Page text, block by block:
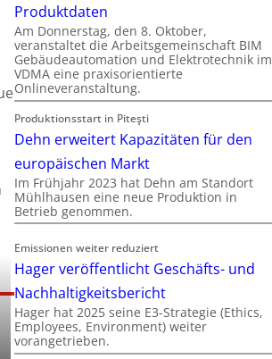
Produktdaten
Am Donnerstag, den 8. Oktober,
veranstaltet die Arbeitsgemeinschaft BIM
Gebäudeautomation und Elektrotechnik im
VDMA eine praxisorientierte
Onlineveranstaltung.
Produktionsstart in Piteşti
Dehn erweitert Kapazitäten für den
europäischen Markt
Im Frühjahr 2023 hat Dehn am Standort
Mühlhausen eine neue Produktion in
Betrieb genommen.
Emissionen weiter reduziert
Hager veröffentlicht Geschäfts- und
Nachhaltigkeitsbericht
Hager hat 2025 seine E3-Strategie (Ethics,
Employees, Environment) weiter
vorangetrieben.